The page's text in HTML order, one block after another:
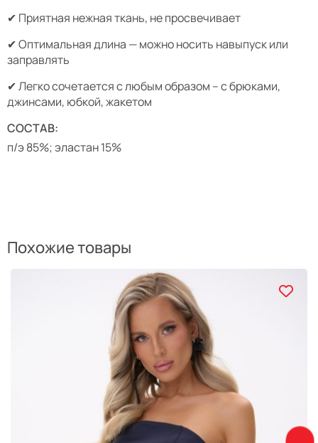
✔ Приятная нежная ткань, не просвечивает
✔ Оптимальная длина — можно носить навыпуск или
заправлять
✔ Легко сочетается с любым образом – с брюками,
джинсами, юбкой, жакетом
СОСТАВ:
п/э 85%; эластан 15%
Похожие товары